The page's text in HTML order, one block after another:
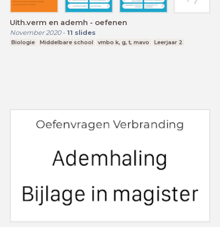
Uith.verm en ademh - oefenen
November 2020- 11 slides
Biologie Middelbare school vmbo k, g, t, mavo Leerjaar 2